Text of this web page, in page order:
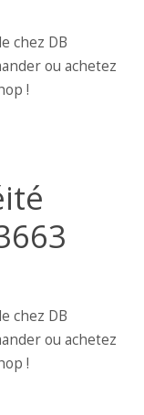
chez DB
ou achetez
!
chez DB
ou achetez
!